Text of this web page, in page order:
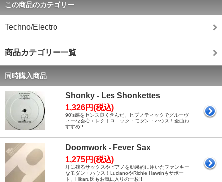
この商品のカテゴリー
Techno/Electro
商品カテゴリー一覧
同時購入商品
Shonky - Les Shonkettes
1,326円(税込)
90's感をセンス良く含んだ、ヒプノティックでグルーヴ
ィーな会心エレクトロニック・モダン・ハウス！全曲お
すすめ!!
Doomwork - Fever Sax
1,275円(税込)
耳に残るサックスやピアノを効果的に用いたファンキー
なモダン・ハウス！LucianoやRichie Hawtinもサポー
ト、Hikaru氏もお気に入りの一枚!!